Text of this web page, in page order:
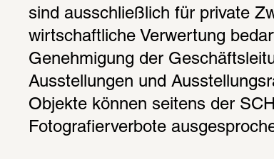
sind ausschließlich für private
wirtschaftliche Verwertung
Genehmigung der
Ausstellungen und
Objekte können seitens der
Fotografierverbote